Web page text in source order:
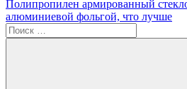
записям
Следующая
запись:
Полипропилен армированный
алюминиевой фольгой, что лучше
Поиск
для: